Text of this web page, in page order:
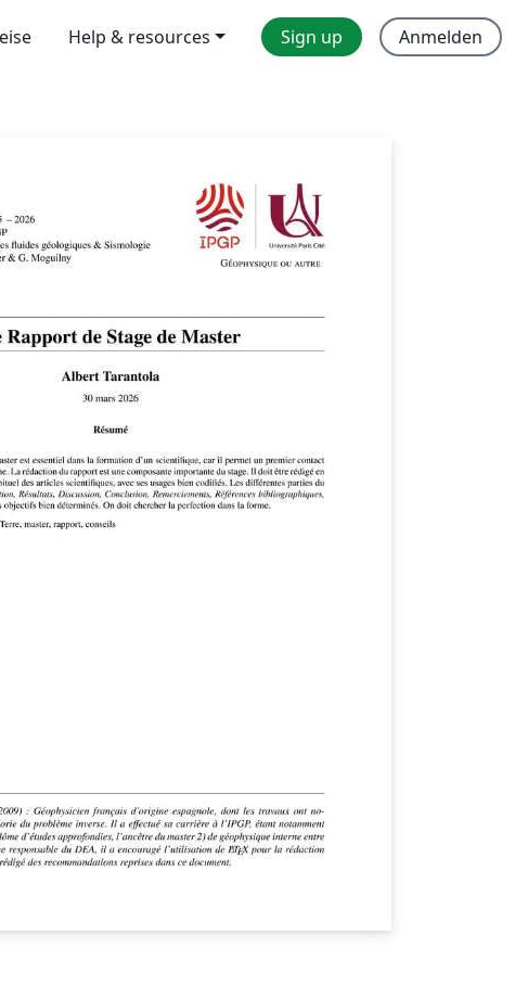
Help & resources Sign up Anmelden